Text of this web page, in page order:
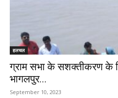
हलचल
ग्राम सभा के सशक्तीकरण के
भागलपुर...
September 10, 2023